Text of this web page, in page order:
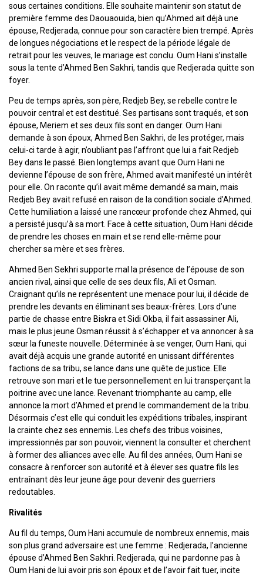
sous certaines conditions. Elle souhaite maintenir son statut de
première femme des Daouaouida, bien qu’Ahmed ait déjà une
épouse, Redjerada, connue pour son caractère bien trempé. Après
de longues négociations et le respect de la période légale de
retrait pour les veuves, le mariage est conclu. Oum Hani s’installe
sous la tente d’Ahmed Ben Sakhri, tandis que Redjerada quitte son
foyer.
Peu de temps après, son père, Redjeb Bey, se rebelle contre le
pouvoir central et est destitué. Ses partisans sont traqués, et son
épouse, Meriem et ses deux fils sont en danger. Oum Hani
demande à son époux, Ahmed Ben Sakhri, de les protéger, mais
celui-ci tarde à agir, n’oubliant pas l’affront que lui a fait Redjeb
Bey dans le passé. Bien longtemps avant que Oum Hani ne
devienne l’épouse de son frère, Ahmed avait manifesté un intérêt
pour elle. On raconte qu’il avait même demandé sa main, mais
Redjeb Bey avait refusé en raison de la condition sociale d’Ahmed.
Cette humiliation a laissé une rancœur profonde chez Ahmed, qui
a persisté jusqu’à sa mort. Face à cette situation, Oum Hani décide
de prendre les choses en main et se rend elle-même pour
chercher sa mère et ses frères.
Ahmed Ben Sekhri supporte mal la présence de l’épouse de son
ancien rival, ainsi que celle de ses deux fils, Ali et Osman.
Craignant qu’ils ne représentent une menace pour lui, il décide de
prendre les devants en éliminant ses beaux-frères. Lors d’une
partie de chasse entre Biskra et Sidi Okba, il fait assassiner Ali,
mais le plus jeune Osman réussit à s’échapper et va annoncer à sa
sœur la funeste nouvelle. Déterminée à se venger, Oum Hani, qui
avait déjà acquis une grande autorité en unissant différentes
factions de sa tribu, se lance dans une quête de justice. Elle
retrouve son mari et le tue personnellement en lui transperçant la
poitrine avec une lance. Revenant triomphante au camp, elle
annonce la mort d’Ahmed et prend le commandement de la tribu.
Désormais c’est elle qui conduit les expéditions tribales, inspirant
la crainte chez ses ennemis. Les chefs des tribus voisines,
impressionnés par son pouvoir, viennent la consulter et cherchent
à former des alliances avec elle. Au fil des années, Oum Hani se
consacre à renforcer son autorité et à élever ses quatre fils les
entraînant dès leur jeune âge pour devenir des guerriers
redoutables.
Rivalités
Au fil du temps, Oum Hani accumule de nombreux ennemis, mais
son plus grand adversaire est une femme : Redjerada, l’ancienne
épouse d’Ahmed Ben Sakhri. Redjerada, qui ne pardonne pas à
Oum Hani de lui avoir pris son époux et de l’avoir fait tuer, incite